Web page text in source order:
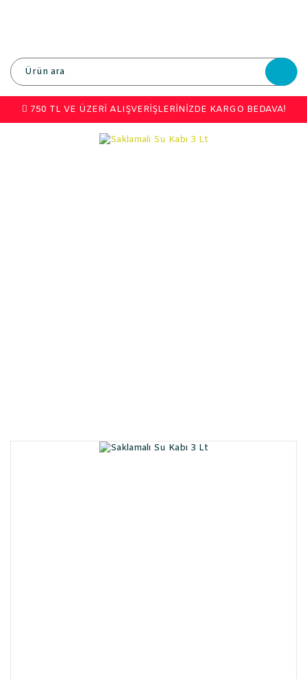
750 TL VE ÜZERİ ALIŞVERİŞLERİNİZDE KARGO BEDAVA!